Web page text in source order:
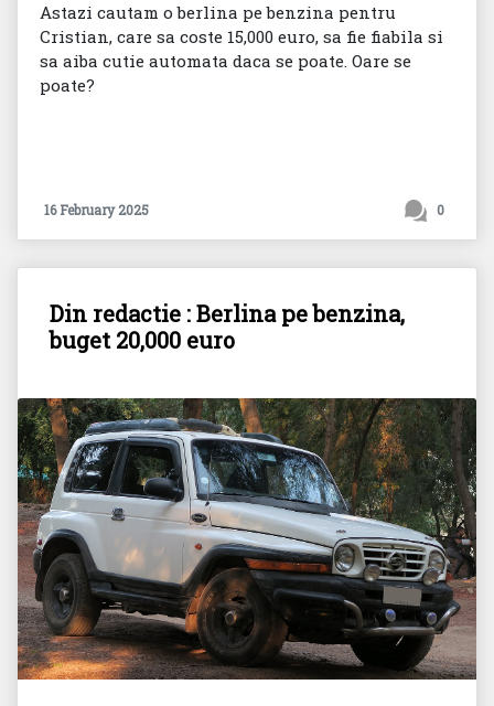
Astazi cautam o berlina pe benzina pentru
Cristian, care sa coste 15,000 euro, sa fie fiabila si
sa aiba cutie automata daca se poate. Oare se
poate?
16 February 2025 0
Din redactie : Berlina pe benzina,
buget 20,000 euro